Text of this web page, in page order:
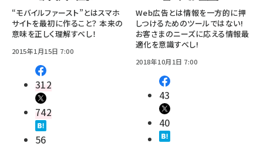
“モバイルファースト”とはスマホ
サイトを最初に作ること？ 本来の
意味を正しく理解すべし！
2015年1月15日 7:00
312
742
56
Web広告とは情報を一方的に押
しつけるためのツールではない!
お客さまのニーズに応える情報最
適化を意識すべし!
2018年10月1日 7:00
43
40